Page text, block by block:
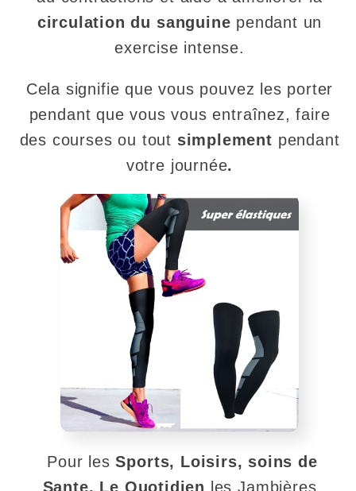
circulation du sanguine pendant un
exercise intense.
Cela signifie que vous pouvez les porter
pendant que vous vous entraînez, faire
des courses ou tout simplement pendant
votre journée.
Pour lesSports, Loisirs, soins de
Sante, Le Quotidien lesJambières